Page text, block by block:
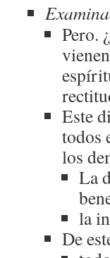
Pero.
Este
todos
los
La
la
De